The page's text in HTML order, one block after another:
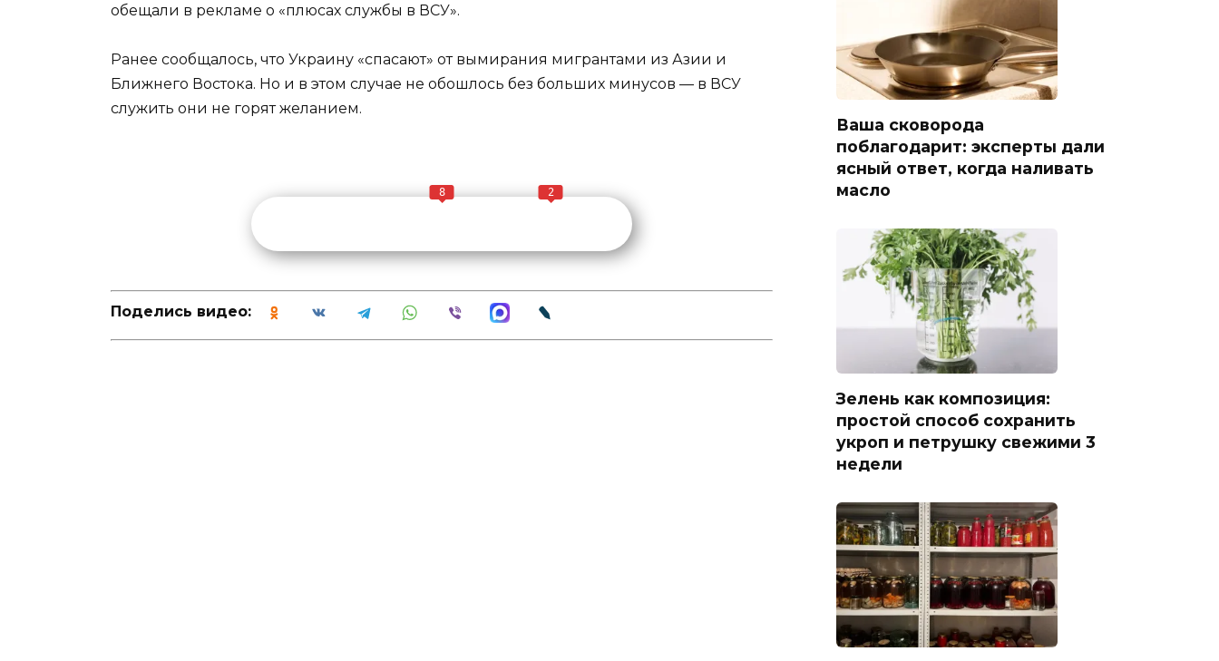
обещали в рекламе о «плюсах службы в ВСУ».
Ранее сообщалось, что Украину «спасают» от вымирания мигрантами из Азии и
Ближнего Востока. Но и в этом случае не обошлось без больших минусов — в ВСУ
служить они не горят желанием.
8 2
Поделись видео:
Ваша сковорода
поблагодарит: эксперты дали
ясный ответ, когда наливать
масло
Зелень как композиция:
простой способ сохранить
укроп и петрушку свежими 3
недели